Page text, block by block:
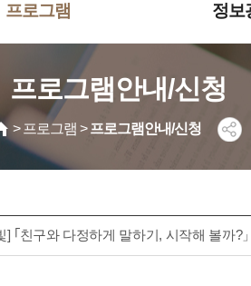
프로그램
프로그램안내/신청
영상콘텐츠
사진갤러리
동아리
정보
공지사
추천도
자주
묻고답
보도
시설
자원
프로그램안내/신청
> 프로그램 >프로그램안내/신청
] ｢친구와 다정하게 말하기, 시작해 볼까?